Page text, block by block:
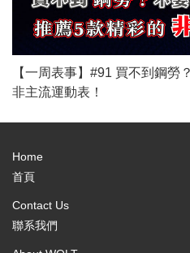
【一周表事】#91 買不到鋼勞
非主流運動表！
Home
首頁
Contact Us
聯系我們